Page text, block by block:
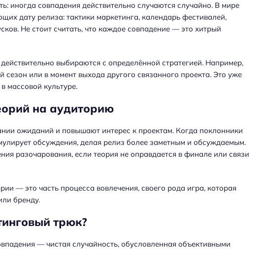
иногда совпадения действительно случаются случайно. В мире
дату релиза: тактики маркетинга, календарь фестивалей,
Не стоит считать, что каждое совпадение — это хитрый
выбираются с определённой стратегией. Например,
или в момент выхода другого связанного проекта. Это уже
массовой культуре.
на аудиторию
ожиданий и повышают интерес к проектам. Когда поклонники
обсуждения, делая релиз более заметным и обсуждаемым.
разочарования, если теория не оправдается в финале или связи
— это часть процесса вовлечения, своего рода игра, которая
бренду.
трюк?
— чистая случайность, обусловленная объективными